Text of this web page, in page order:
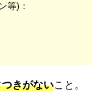
等)：
きがないこと。